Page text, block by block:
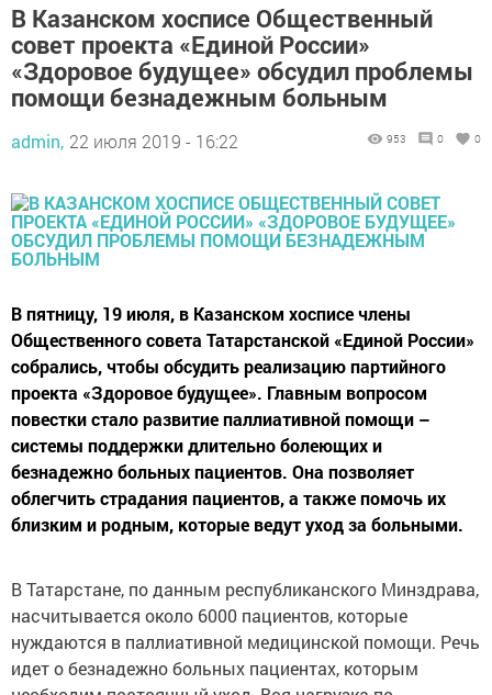
В Казанском хосписе Общественный
совет проекта «Единой России»
«Здоровое будущее» обсудил проблемы
помощи безнадежным больным
admin, 22 июля 2019 - 16:22 953 0 0
В пятницу, 19 июля, в Казанском хосписе члены
Общественного совета Татарстанской «Единой России»
собрались, чтобы обсудить реализацию партийного
проекта «Здоровое будущее». Главным вопросом
повестки стало развитие паллиативной помощи –
системы поддержки длительно болеющих и
безнадежно больных пациентов. Она позволяет
облегчить страдания пациентов, а также помочь их
близким и родным, которые ведут уход за больными.
В Татарстане, по данным республиканского Минздрава,
насчитывается около 6000 пациентов, которые
нуждаются в паллиативной медицинской помощи. Речь
идет о безнадежно больных пациентах, которым